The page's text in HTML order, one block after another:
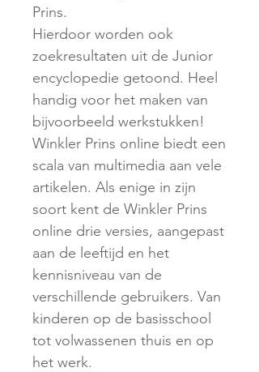
Prins.
Hierdoor worden ook
zoekresultaten uit de Junior
encyclopedie getoond. Heel
handig voor het maken van
bijvoorbeeld werkstukken!
Winkler Prins online biedt een
scala van multimedia aan vele
artikelen. Als enige in zijn
soort kent de Winkler Prins
online drie versies, aangepast
aan de leeftijd en het
kennisniveau van de
verschillende gebruikers. Van
kinderen op de basisschool
tot volwassenen thuis en op
het werk.